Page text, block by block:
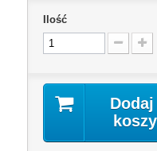
Ilość